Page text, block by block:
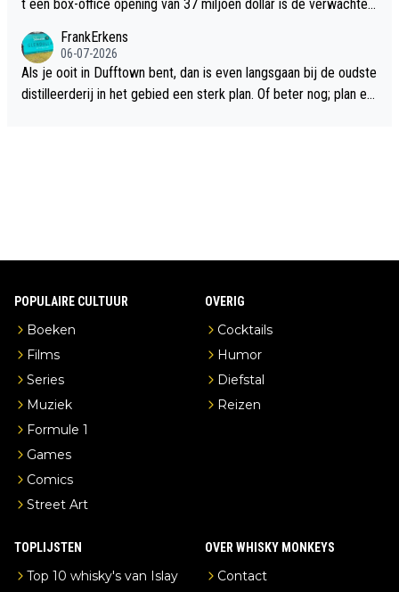
t een box-office opening van 37 miljoen dollar is de verwachte
FrankErkens
06-07-2026
Als je ooit in Dufftown bent, dan is even langsgaan bij de oudste
distilleerderij in het gebied een sterk plan. Of beter nog; plan ee
POPULAIRE CULTUUR
Boeken
Films
Series
Muziek
Formule 1
Games
Comics
Street Art
OVERIG
Cocktails
Humor
Diefstal
Reizen
TOPLIJSTEN
Top 10 whisky's van Islay
OVER WHISKY MONKEYS
Contact